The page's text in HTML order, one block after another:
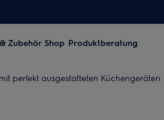
Zubehör Shop Produktberatung
perfekt ausgestatteten Küchengeräten